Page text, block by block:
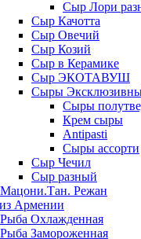
Сыр Лори
Сыр Качотта
Сыр Овечий
Сыр Козий
Сыр в Керамике
Сыр ЭКОТАВУШ
Сыры
Сыры
Крем сыры
Antipasti
Сыры ассорти
Сыр Чечил
Сыр разный
Мацони.Тан. Режан
Армении
Рыба Охлажденная
Рыба Замороженная